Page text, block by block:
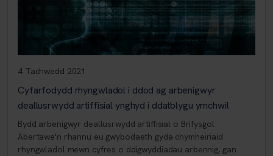
4 Tachwedd 2021
Cyfarfodydd rhyngwladol i ddod ag arbenigwyr
deallusrwydd artiffisial ynghyd i ddatblygu ymchwil
Bydd arbenigwyr deallusrwydd artiffisial o Brifysgol
Abertawe'n rhannu eu gwybodaeth gyda chymheiriaid
rhyngwladol mewn cyfres o ddigwyddiadau arbennig, gan